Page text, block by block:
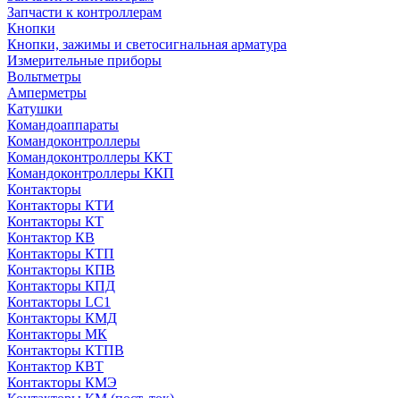
Запчасти к контроллерам
Кнопки
Кнопки, зажимы и светосигнальная арматура
Измерительные приборы
Вольтметры
Амперметры
Катушки
Командоаппараты
Командоконтроллеры
Командоконтроллеры ККТ
Командоконтроллеры ККП
Контакторы
Контакторы КТИ
Контакторы КТ
Контактор КВ
Контакторы КТП
Контакторы КПВ
Контакторы КПД
Контакторы LC1
Контакторы КМД
Контакторы МК
Контакторы КТПВ
Контактор КВТ
Контакторы КМЭ